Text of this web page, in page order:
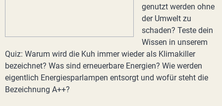
genutzt werden ohne
der Umwelt zu
schaden? Teste dein
Wissen in unserem
Quiz: Warum wird die Kuh immer wieder als Klimakiller
bezeichnet? Was sind erneuerbare Energien? Wie werden
eigentlich Energiesparlampen entsorgt und wofür steht die
Bezeichnung A++?